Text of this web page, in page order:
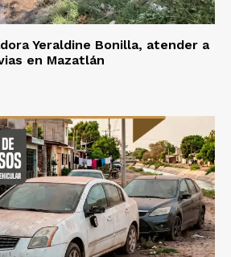
Yeraldine Bonilla, atender a
en Mazatlán